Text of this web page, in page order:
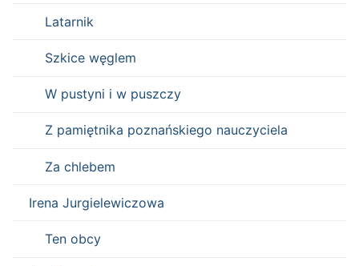
Latarnik
Szkice węglem
W pustyni i w puszczy
Z pamiętnika poznańskiego nauczyciela
Za chlebem
Irena Jurgielewiczowa
Ten obcy